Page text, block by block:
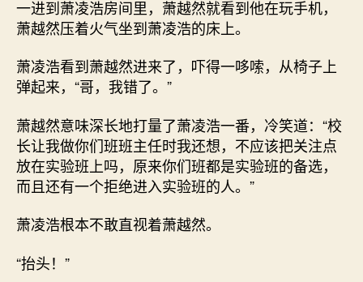
一进到萧凌浩房间里，萧越然就看到他在玩手机，
萧越然压着火气坐到萧凌浩的床上。
萧凌浩看到萧越然进来了，吓得一哆嗦，从椅子上
弹起来，“哥，我错了。”
萧越然意味深长地打量了萧凌浩一番，冷笑道：“校
长让我做你们班班主任时我还想，不应该把关注点
放在实验班上吗，原来你们班都是实验班的备选，
而且还有一个拒绝进入实验班的人。”
萧凌浩根本不敢直视着萧越然。
“抬头！”